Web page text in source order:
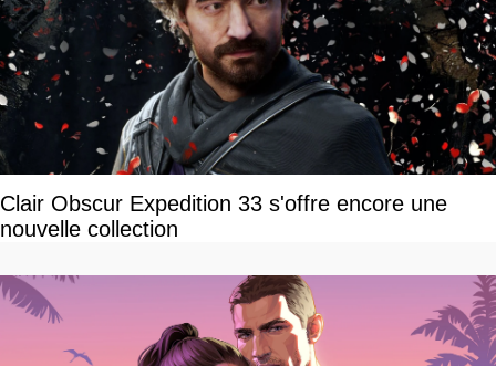
Clair Obscur Expedition 33 s'offre encore une
nouvelle collection